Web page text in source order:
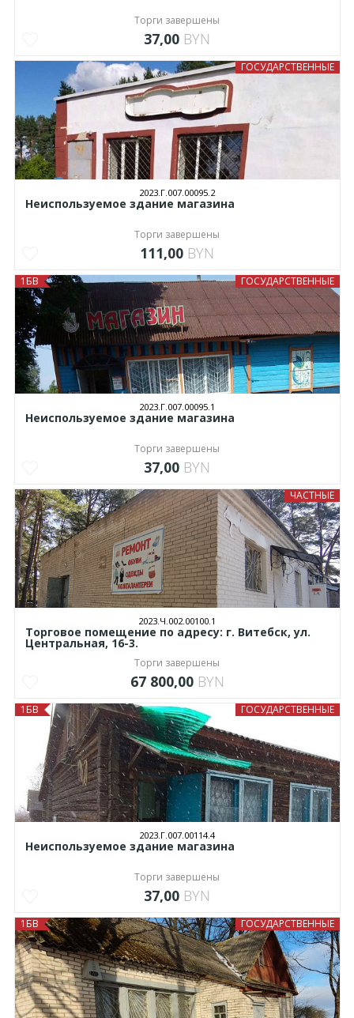
Торги завершены
37,00 BYN
ГОСУДАРСТВЕННЫЕ
2023.Г.007.00095.2
Неиспользуемое здание магазина
Торги завершены
111,00 BYN
ГОСУДАРСТВЕННЫЕ
1БВ
2023.Г.007.00095.1
Неиспользуемое здание магазина
Торги завершены
37,00 BYN
ЧАСТНЫЕ
2023.Ч.002.00100.1
Торговое помещение по адресу: г. Витебск, ул.
Центральная, 16-3.
Торги завершены
67 800,00 BYN
ГОСУДАРСТВЕННЫЕ
1БВ
2023.Г.007.00114.4
Неиспользуемое здание магазина
Торги завершены
37,00 BYN
ГОСУДАРСТВЕННЫЕ
1БВ